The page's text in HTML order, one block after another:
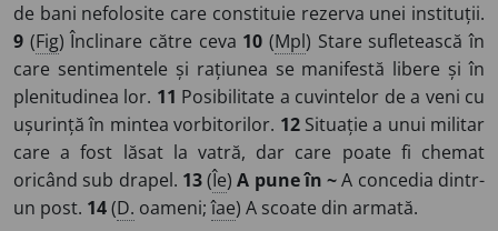
de bani nefolosite care constituie rezerva unei instituții.
9 (Fig) Înclinare către ceva 10 (Mpl) Stare sufletească în
care sentimentele și rațiunea se manifestă libere și în
plenitudinea lor. 11 Posibilitate a cuvintelor de a veni cu
ușurință în mintea vorbitorilor. 12Situație a unui militar
care a fost lăsat la vatră, dar care poate fi chemat
oricând sub drapel. 13(Îe)A pune în ~A concedia dintr-
un post. 14(D. oameni;îae) A scoate din armată.